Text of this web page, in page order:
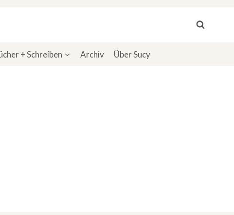
+ Schreiben Archiv Über Sucy